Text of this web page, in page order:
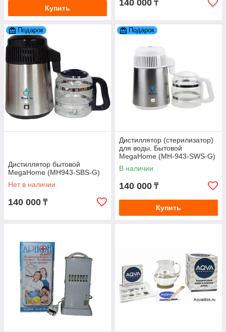
Купить
140 000 ₸
Подарок
Дистиллятор бытовой
MegaHome (MH943-SBS-G)
Нет в наличии
140 000 ₸
Подарок
Дистиллятор (стерилизатор)
для воды. Бытовой
MegaHome (MH-943-SWS-G)
В наличии
140 000 ₸
Купить